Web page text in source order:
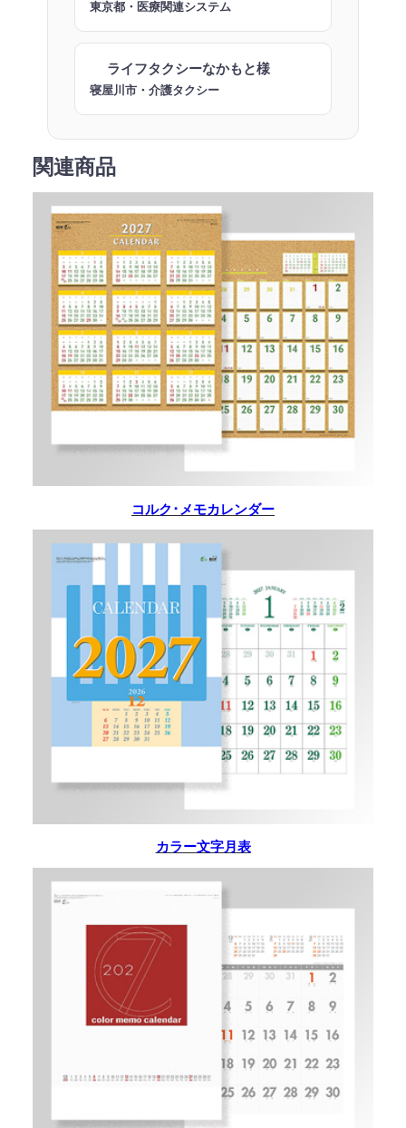
東京都・医療関連システム
ライフタクシーなかもと様
寝屋川市・介護タクシー
関連商品
コルク･メモカレンダー
カラー文字月表